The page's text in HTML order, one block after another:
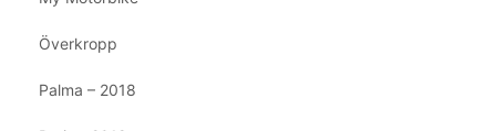
Överkropp
Palma – 2018